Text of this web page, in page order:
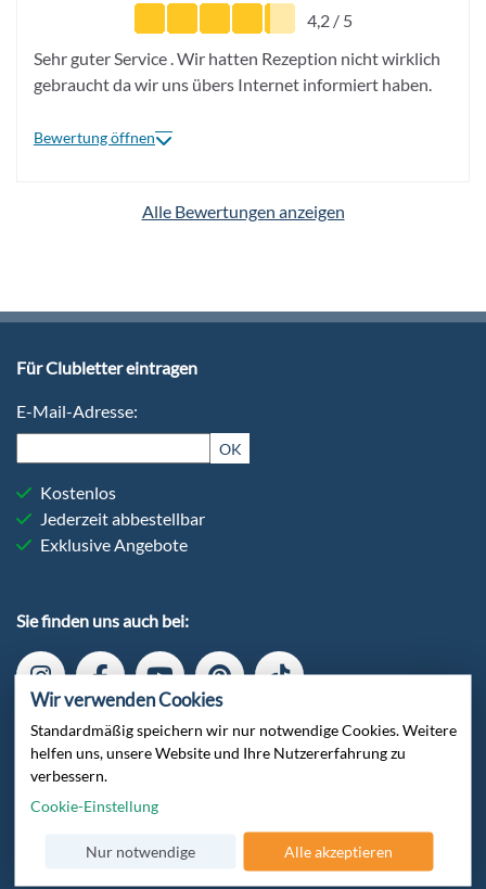
4,2 / 5
Sehr guter Service . Wir hatten Rezeption nicht wirklich
gebraucht da wir uns übers Internet informiert haben.
Bewertung öffnen
Alle Bewertungen anzeigen
Sie finden uns auch bei:
Verschlüsselte Datenübertragung
Für Clubletter eintragen
E-Mail-Adresse:
OK
Kostenlos
Jederzeit abbestellbar
Exklusive Angebote
Wir verwenden Cookies
Standardmäßig speichern wir nur notwendige Cookies. Weitere
helfen uns, unsere Website und Ihre Nutzererfahrung zu
verbessern.
Cookie-Einstellung
Nur notwendige Alle akzeptieren